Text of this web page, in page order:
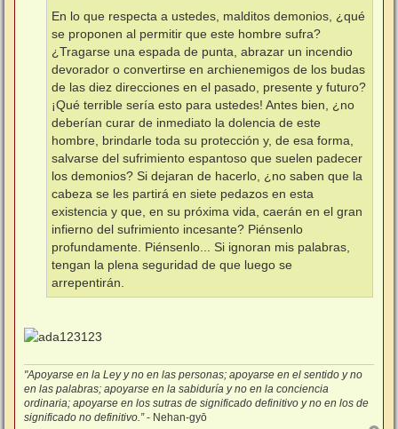
En lo que respecta a ustedes, malditos demonios, ¿qué
se proponen al permitir que este hombre sufra?
¿Tragarse una espada de punta, abrazar un incendio
devorador o convertirse en archienemigos de los budas
de las diez direcciones en el pasado, presente y futuro?
¡Qué terrible sería esto para ustedes! Antes bien, ¿no
deberían curar de inmediato la dolencia de este
hombre, brindarle toda su protección y, de esa forma,
salvarse del sufrimiento espantoso que suelen padecer
los demonios? Si dejaran de hacerlo, ¿no saben que la
cabeza se les partirá en siete pedazos en esta
existencia y que, en su próxima vida, caerán en el gran
infierno del sufrimiento incesante? Piénsenlo
profundamente. Piénsenlo... Si ignoran mis palabras,
tengan la plena seguridad de que luego se
arrepentirán.
"Apoyarse en la Ley y no en las personas; apoyarse en el sentido y no
en las palabras; apoyarse en la sabiduría y no en la conciencia
ordinaria; apoyarse en los sutras de significado definitivo y no en los de
significado no definitivo.”- Nehan-gyō